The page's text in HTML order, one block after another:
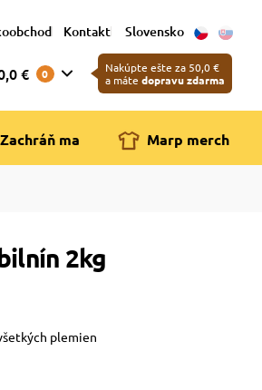
Kontakt Slovensko
€ 0
Nakúpte ešte za 50,0 €
a máte dopravu zdarma
Zachráň ma Marp merch
2kg
plemien